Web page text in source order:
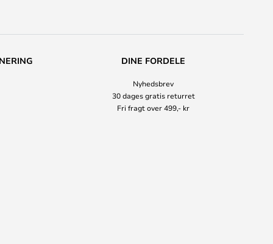
DINE FORDELE
Nyhedsbrev
30 dages gratis returret
Fri fragt over 499,- kr